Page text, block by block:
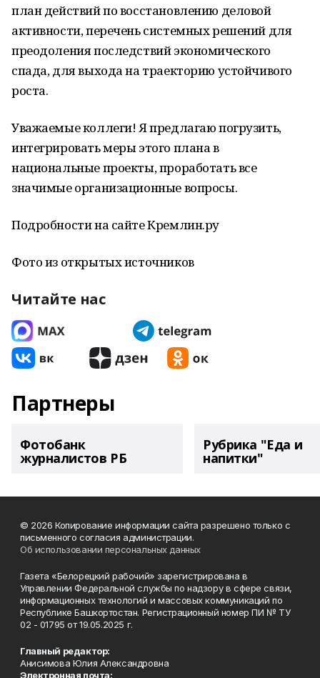
план действий по восстановлению деловой
активности, перечень системных решений для
преодоления последствий экономического
спада, для выхода на траекторию устойчивого
роста.
Уважаемые коллеги! Я предлагаю погрузить,
интегрировать меры этого плана в
национальные проекты, проработать все
значимые организационные вопросы.
Подробности на сайте Кремлин.ру
Фото из открытых источников
Читайте нас
Партнеры
Фотобанк
журналистов РБ
Рубрика "Еда и
напитки"
© 2026 Копирование информации сайта разрешено только с
письменного согласия администрации.
Об использовании персональных данных
Газета «Белорецкий рабочий» зарегистрирована в
Управлении Федеральной службы по надзору в сфере связи,
информационных технологий и массовых коммуникаций по
Республике Башкортостан. Регистрационный номер ПИ № ТУ
02 - 01795 от 19.05.2025 г.
Главный редактор:
Анисимова Юлия Александровна
Электронная почта: